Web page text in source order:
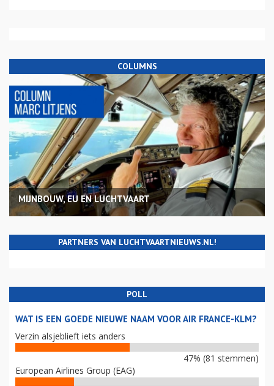
COLUMNS
MIJNBOUW, EU EN LUCHTVAART
PARTNERS VAN LUCHTVAARTNIEUWS.NL!
POLL
WAT IS EEN GOEDE NIEUWE NAAM VOOR AIR FRANCE-KLM?
Verzin alsjeblieft iets anders
47% (81 stemmen)
European Airlines Group (EAG)